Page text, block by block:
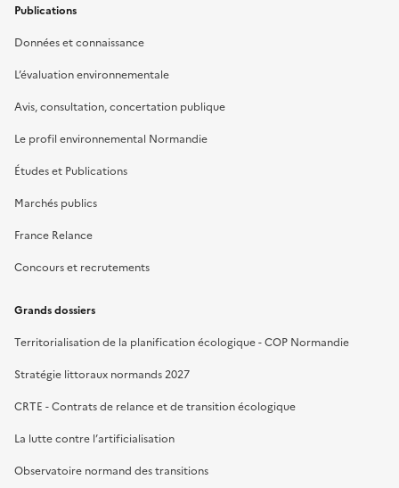
Publications
Données et connaissance
L’évaluation environnementale
Avis, consultation, concertation publique
Le profil environnemental Normandie
Études et Publications
Marchés publics
France Relance
Concours et recrutements
Grands dossiers
Territorialisation de la planification écologique - COP Normandie
Stratégie littoraux normands 2027
CRTE - Contrats de relance et de transition écologique
La lutte contre l’artificialisation
Observatoire normand des transitions